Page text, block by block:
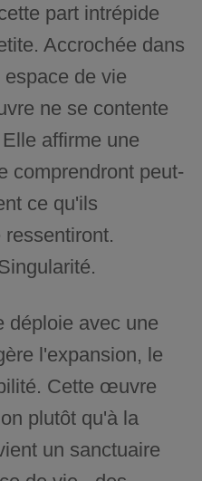
part intrépide
Accrochée dans
de vie
ne se contente
affirme une
comprendront peut-
ce qu'ils
déploie avec une
l'expansion, le
Cette œuvre
plutôt qu'à la
un sanctuaire